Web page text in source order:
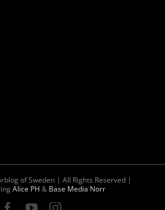
of Sweden | All Rights Reserved |
Alice PH & Base Media Norr
Facebook
YouTubeInstagram